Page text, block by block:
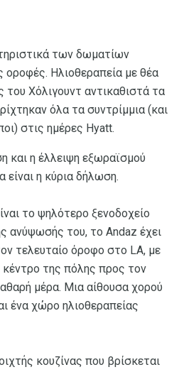
των δωματίων
οροφές. Ηλιοθεραπεία με θέα
Χόλιγουντ αντικαθιστά τα
όλα τα συντρίμμια (και
στις ημέρες Hyatt.
και η έλλειψη εξωραϊσμού
η κύρια δήλωση.
το ψηλότερο ξενοδοχείο
ανύψωσής του, το Andaz έχει
τελευταίο όροφο στο LA, με
της πόλης προς τον
μέρα. Μια αίθουσα χορού
ένα χώρο ηλιοθεραπείας
κουζίνας που βρίσκεται